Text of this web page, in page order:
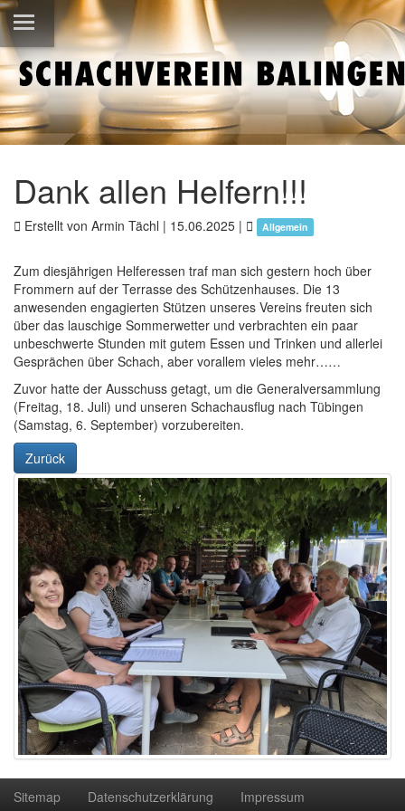
Dank allen Helfern!!!
Erstellt von Armin Tächl | 15.06.2025 | Allgemein
Zum diesjährigen Helferessen traf man sich gestern hoch über
Frommern auf der Terrasse des Schützenhauses. Die 13
anwesenden engagierten Stützen unseres Vereins freuten sich
über das lauschige Sommerwetter und verbrachten ein paar
unbeschwerte Stunden mit gutem Essen und Trinken und allerlei
Gesprächen über Schach, aber vorallem vieles mehr……
Zuvor hatte der Ausschuss getagt, um die Generalversammlung
(Freitag, 18. Juli) und unseren Schachausflug nach Tübingen
(Samstag, 6. September) vorzubereiten.
Zurück
Sitemap Datenschutzerklärung Impressum